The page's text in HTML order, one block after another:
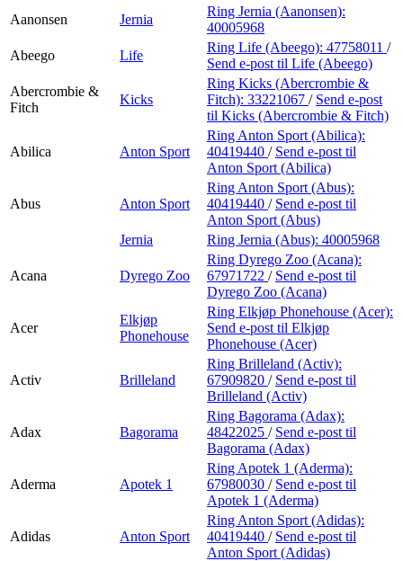
Aanonsen
Jernia
Ring Jernia (Aanonsen):
40005968
Abeego
Life
Ring Life (Abeego): 47758011 /
Send e-post til Life (Abeego)
Abercrombie &
Fitch
Kicks
Ring Kicks (Abercrombie &
Fitch): 33221067 / Send e-post
til Kicks (Abercrombie & Fitch)
Abilica Anton Sport
Ring Anton Sport (Abilica):
40419440 / Send e-post til
Anton Sport (Abilica)
Abus Anton Sport
Ring Anton Sport (Abus):
40419440 / Send e-post til
Anton Sport (Abus)
Jernia
Ring Jernia (Abus): 40005968
Acana Dyrego Zoo
Ring Dyrego Zoo (Acana):
67971722 / Send e-post til
Dyrego Zoo (Acana)
Acer
Elkjøp
Phonehouse
Ring Elkjøp Phonehouse (Acer):
Send e-post til Elkjøp
Phonehouse (Acer)
Activ Brilleland
Ring Brilleland (Activ):
67909820 / Send e-post til
Brilleland (Activ)
Adax Bagorama
Ring Bagorama (Adax):
48422025 / Send e-post til
Bagorama (Adax)
Aderma Apotek 1
Ring Apotek 1 (Aderma):
67980030 / Send e-post til
Apotek 1 (Aderma)
Adidas Anton Sport
Ring Anton Sport (Adidas):
40419440 / Send e-post til
Anton Sport (Adidas)